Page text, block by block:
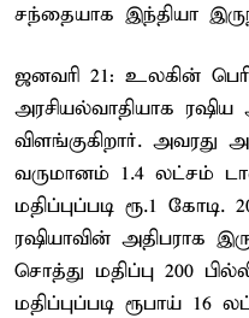
சந்தையாக இந்தியா
ஜனவரி 21: உலகின்
அரசியல்வாதியாக ரஷிய
விளங்குகிறார். அவரது
வருமானம் 1.4 லட்சம்
மதிப்புப்படி ரூ.1
ரஷியாவின் அதிபராக
சொத்து மதிப்பு 200
மதிப்புப்படி ரூபாய் 16